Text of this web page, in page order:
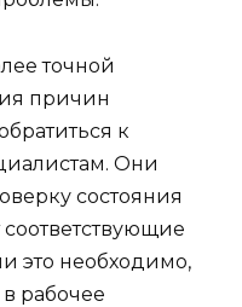
точной
причин
к
Они
состояния
это необходимо,
рабочее